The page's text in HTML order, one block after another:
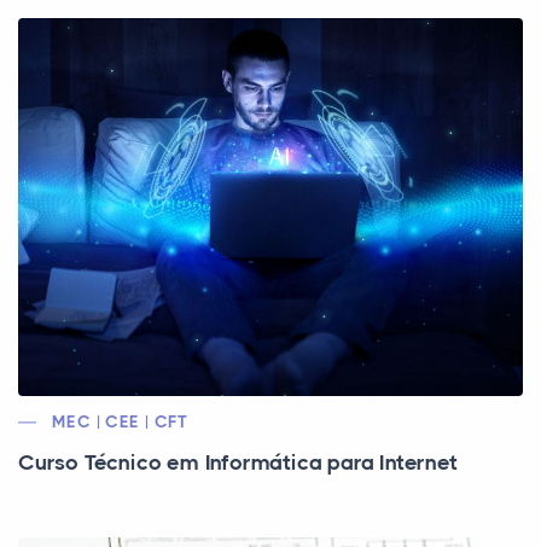
MEC | CEE | CFT
Curso Técnico em Informática para Internet